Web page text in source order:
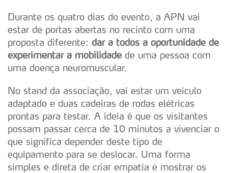
Durante os quatro dias do evento, a APN vai
estar de portas abertas no recinto com uma
proposta diferente: dar a todos a oportunidade de
experimentar a mobilidade de uma pessoa com
uma doença neuromuscular.
No stand da associação, vai estar um veículo
adaptado e duas cadeiras de rodas elétricas
prontas para testar. A ideia é que os visitantes
possam passar cerca de 10 minutos a vivenciar o
que significa depender deste tipo de
equipamento para se deslocar. Uma forma
simples e direta de criar empatia e mostrar os